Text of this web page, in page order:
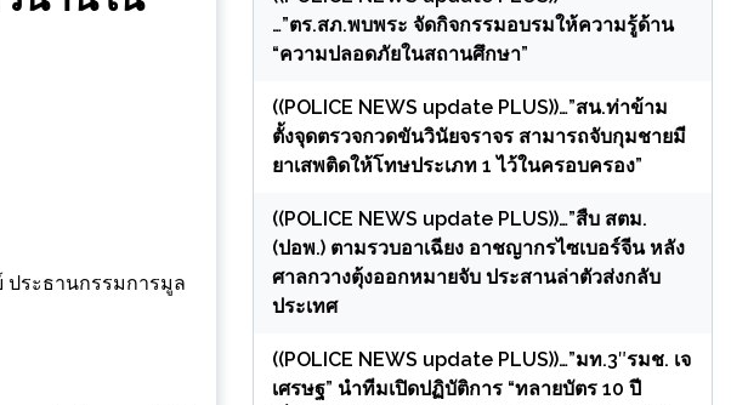
ประธานกรรมการมูล
…”ตร.สภ.พบพระ จัดกิจกรรมอบรมให้ความรู้ด้าน
“ความปลอดภัยในสถานศึกษา”
((POLICE NEWS update PLUS))…”สน.ท่าข้าม
ตั้งจุดตรวจกวดขันวินัยจราจร สามารถจับกุมชายมี
ยาเสพติดให้โทษประเภท 1 ไว้ในครอบครอง”
((POLICE NEWS update PLUS))…”สืบ สตม.
(ปอพ.) ตามรวบอาเฉียง อาชญากรไซเบอร์จีน หลัง
ศาลกวางตุ้งออกหมายจับ ประสานล่าตัวส่งกลับ
ประเทศ
((POLICE NEWS update PLUS))…”มท.3″รมช. เจ
เศรษฐ” นำทีมเปิดปฏิบัติการ “ทลายบัตร 10 ปี